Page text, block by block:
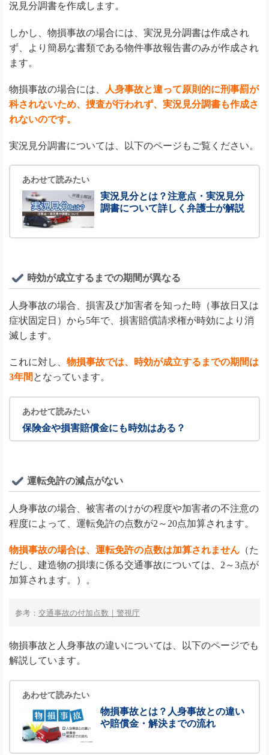
況見分調書を作成します。
しかし、物損事故の場合には、実況見分調書は作成され
ず、より簡易な書類である物件事故報告書のみが作成され
ます。
物損事故の場合には、
人身事故と違って原則的に刑事罰が
科されないため、捜査が行われず、実況見分調書も作成さ
れないのです。
実況見分調書については、以下のページもご覧ください。
あわせて読みたい
実況見分とは？注意点・実況見分
調書について詳しく弁護士が解説
時効が成立するまでの期間が異なる
人身事故の場合、損害及び加害者を知った時（事故日又は
症状固定日）から5年で、損害賠償請求権が時効により消
滅します。
これに対し、 物損事故では、時効が成立するまでの期間は
3年間 となっています。
あわせて読みたい
保険金や損害賠償金にも時効はある？
運転免許の減点がない
人身事故の場合、被害者のけがの程度や加害者の不注意の
程度によって、運転免許の点数が2～20点加算されます。
物損事故の場合は、運転免許の点数は加算されません （た
だし、建造物の損壊に係る交通事故については、2～3点が
加算されます。）。
参考： 交通事故の付加点数｜警視庁
物損事故と人身事故の違いについては、以下のページでも
解説しています。
あわせて読みたい
物損事故とは？人身事故との違い
や賠償金・解決までの流れ